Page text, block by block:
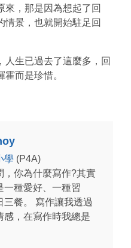
來，那是因為想起了回
情景，也就開始駐足回
生已過去了這麼多，回
而是珍惜。
學 (P4A)
，你為什麼寫作?其實
一種愛好、一種習
三餐。 寫作讓我透過
感，在寫作時我總是